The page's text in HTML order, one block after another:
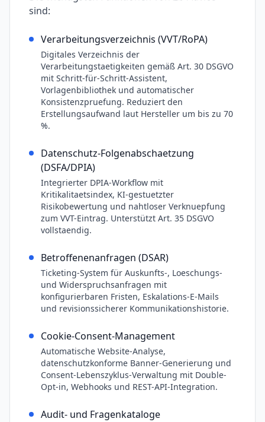
sind:
Verarbeitungsverzeichnis (VVT/RoPA)
Digitales Verzeichnis der
Verarbeitungstaetigkeiten gemäß Art. 30 DSGVO
mit Schritt-für-Schritt-Assistent,
Vorlagenbibliothek und automatischer
Konsistenzpruefung. Reduziert den
Erstellungsaufwand laut Hersteller um bis zu 70
%.
Datenschutz-Folgenabschaetzung
(DSFA/DPIA)
Integrierter DPIA-Workflow mit
Kritikalitaetsindex, KI-gestuetzter
Risikobewertung und nahtloser Verknuepfung
zum VVT-Eintrag. Unterstützt Art. 35 DSGVO
vollstaendig.
Betroffenenanfragen (DSAR)
Ticketing-System für Auskunfts-, Loeschungs-
und Widerspruchsanfragen mit
konfigurierbaren Fristen, Eskalations-E-Mails
und revisionssicherer Kommunikationshistorie.
Cookie-Consent-Management
Automatische Website-Analyse,
datenschutzkonforme Banner-Generierung und
Consent-Lebenszyklus-Verwaltung mit Double-
Opt-in, Webhooks und REST-API-Integration.
Audit- und Fragenkataloge